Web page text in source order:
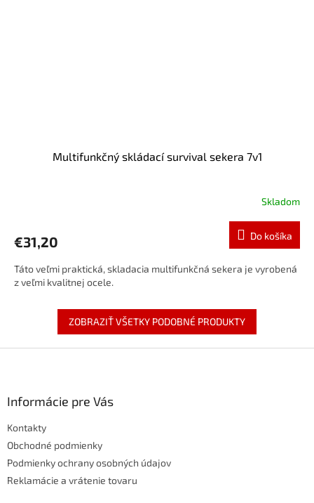
Multifunkčný skládací survival sekera 7v1
Skladom
€31,20 Do košíka
Táto veľmi praktická, skladacia multifunkčná sekera je vyrobená
z veľmi kvalitnej ocele.
ZOBRAZIŤ VŠETKY PODOBNÉ PRODUKTY
Informácie pre Vás
Kontakty
Obchodné podmienky
Podmienky ochrany osobných údajov
Reklamácie a vrátenie tovaru